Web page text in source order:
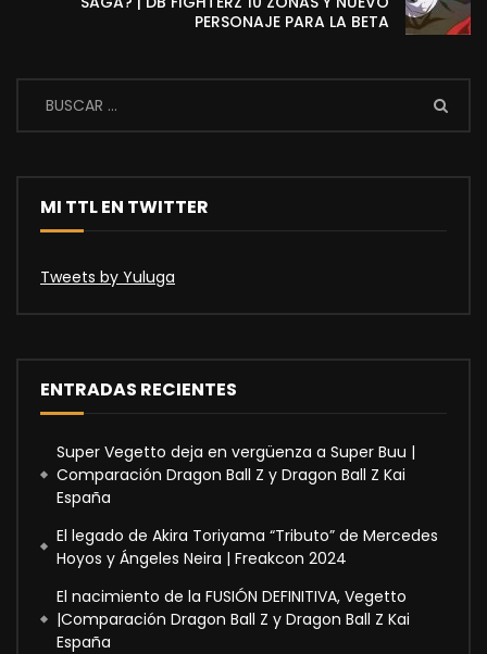
PERSONAJE PARA LA BETA
MI TTL EN TWITTER
Tweets by Yuluga
ENTRADAS RECIENTES
Super Vegetto deja en vergüenza a Super Buu |
Comparación Dragon Ball Z y Dragon Ball Z Kai
España
El legado de Akira Toriyama “Tributo” de Mercedes
Hoyos y Ángeles Neira | Freakcon 2024
El nacimiento de la FUSIÓN DEFINITIVA, Vegetto
|Comparación Dragon Ball Z y Dragon Ball Z Kai
España